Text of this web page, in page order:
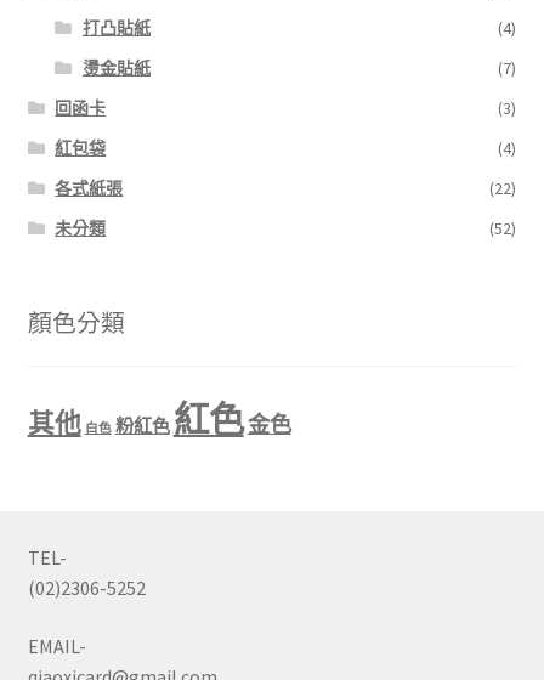
打凸貼紙
(4)
燙金貼紙
(7)
回函卡
(3)
紅包袋
(4)
各式紙張
(22)
未分類
(52)
顏色分類
其他 白色 粉紅色 紅色金色
TEL-
(02)2306-5252
EMAIL-